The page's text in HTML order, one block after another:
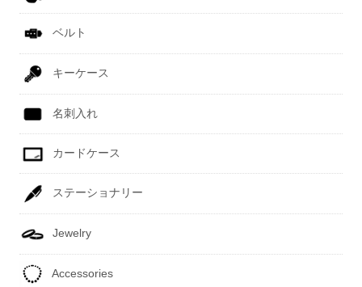
ベルト
キーケース
名刺入れ
カードケース
ステーショナリー
Jewelry
Accessories